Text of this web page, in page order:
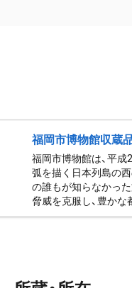
福岡市博物館収蔵
福岡市博物館は、平成
弧を描く日本列島の
の誰もが知らなかっ
脅威を克服し、豊かな